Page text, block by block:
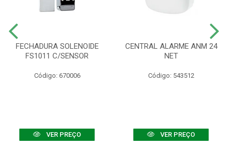
FECHADURA SOLENOIDE
FS1011 C/SENSOR
Código: 670006
VER PREÇO
CENTRAL ALARME ANM 24
NET
Código: 543512
VER PREÇO